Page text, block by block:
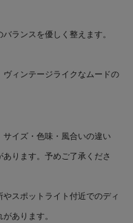
ランスを優しく整えます。
ィンテージライクなムードの
イズ・色味・風合いの違い
ります。予めご了承くださ
スポットライト付近でのディ
あります。